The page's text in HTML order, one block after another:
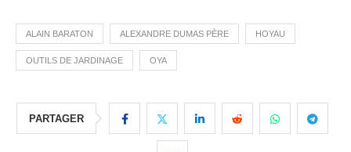
ALAIN BARATON ALEXANDRE DUMAS PÈRE HOYAU
OUTILS DE JARDINAGE OYA
PARTAGER